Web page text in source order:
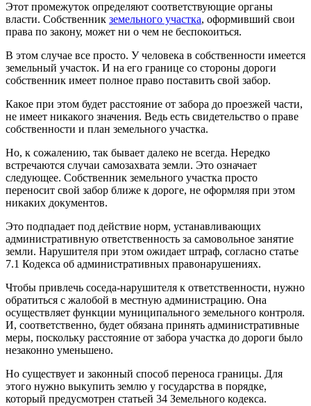
Этот промежуток определяют соответствующие органы
власти. Собственник земельного участка, оформивший свои
права по закону, может ни о чем не беспокоиться.
В этом случае все просто. У человека в собственности имеется
земельный участок. И на его границе со стороны дороги
собственник имеет полное право поставить свой забор.
Какое при этом будет расстояние от забора до проезжей части,
не имеет никакого значения. Ведь есть свидетельство о праве
собственности и план земельного участка.
Но, к сожалению, так бывает далеко не всегда. Нередко
встречаются случаи самозахвата земли. Это означает
следующее. Собственник земельного участка просто
переносит свой забор ближе к дороге, не оформляя при этом
никаких документов.
Это подпадает под действие норм, устанавливающих
административную ответственность за самовольное занятие
земли. Нарушителя при этом ожидает штраф, согласно статье
7.1 Кодекса об административных правонарушениях.
Чтобы привлечь соседа-нарушителя к ответственности, нужно
обратиться с жалобой в местную администрацию. Она
осуществляет функции муниципального земельного контроля.
И, соответственно, будет обязана принять административные
меры, поскольку расстояние от забора участка до дороги было
незаконно уменьшено.
Но существует и законный способ переноса границы. Для
этого нужно выкупить землю у государства в порядке,
который предусмотрен статьей 34 Земельного кодекса.